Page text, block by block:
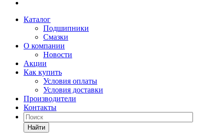
Каталог
Подшипники
Смазки
О компании
Новости
Акции
Как купить
Условия оплаты
Условия доставки
Производители
Контакты
Найти